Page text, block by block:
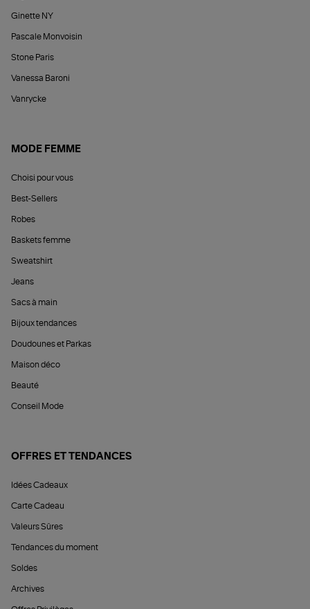
Ginette NY
Pascale Monvoisin
Stone Paris
Vanessa Baroni
Vanrycke
MODE FEMME
Choisi pour vous
Best-Sellers
Robes
Baskets femme
Sweatshirt
Jeans
Sacs à main
Bijoux tendances
Doudounes et Parkas
Maison déco
Beauté
Conseil Mode
OFFRES ET TENDANCES
Idées Cadeaux
Carte Cadeau
Valeurs Sûres
Tendances du moment
Soldes
Archives